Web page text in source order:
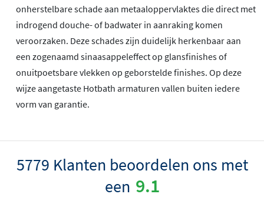
onherstelbare schade aan metaaloppervlaktes die direct met
indrogend douche- of badwater in aanraking komen
veroorzaken. Deze schades zijn duidelijk herkenbaar aan
een zogenaamd sinaasappeleffect op glansfinishes of
onuitpoetsbare vlekken op geborstelde finishes. Op deze
wijze aangetaste Hotbath armaturen vallen buiten iedere
vorm van garantie.
5779 Klanten beoordelen ons met
een 9.1